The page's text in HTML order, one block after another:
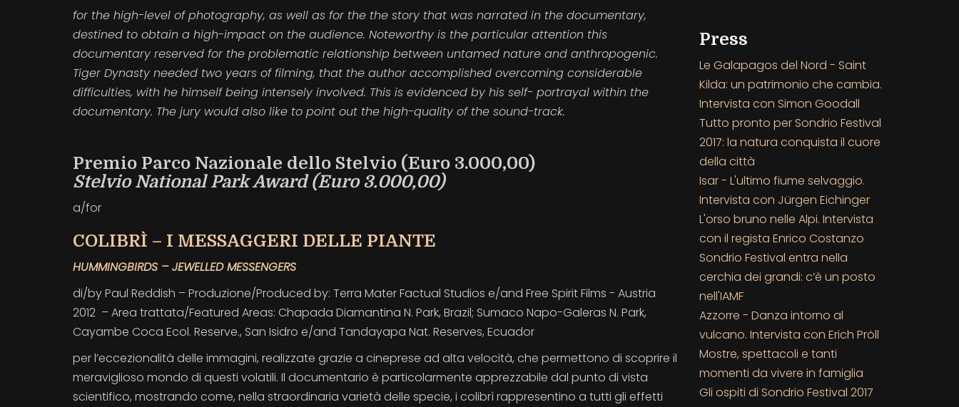
for the high-level of photography, as well as for the the story that was narrated in the documentary,
destined to obtain a high-impact on the audience. Noteworthy is the particular attention this
documentary reserved for the problematic relationship between untamed nature and anthropogenic.
Tiger Dynasty needed two years of filming, that the author accomplished overcoming considerable
difficulties, with he himself being intensely involved. This is evidenced by his self- portrayal within the
documentary. The jury would also like to point out the high-quality of the sound-track.
Premio Parco Nazionale dello Stelvio (Euro 3.000,00)
Stelvio National Park Award (Euro 3.000,00)
a/for
COLIBRÌ – I MESSAGGERI DELLE PIANTE
HUMMINGBIRDS – JEWELLED MESSENGERS
di/by Paul Reddish – Produzione/Produced by: Terra Mater Factual Studios e/and Free Spirit Films - Austria
2012 – Area trattata/Featured Areas: Chapada Diamantina N. Park, Brazil; Sumaco Napo-Galeras N. Park,
Cayambe Coca Ecol. Reserve., San Isidro e/and Tandayapa Nat. Reserves, Ecuador
per l’eccezionalità delle immagini, realizzate grazie a cineprese ad alta velocità, che permettono di scoprire il
meraviglioso mondo di questi volatili. Il documentario è particolarmente apprezzabile dal punto di vista
scientifico, mostrando come, nella straordinaria varietà delle specie, i colibrì rappresentino a tutti gli effetti
Press
Le Galapagos del Nord - Saint
Kilda: un patrimonio che cambia.
Intervista con Simon Goodall
Tutto pronto per Sondrio Festival
2017: la natura conquista il cuore
della città
Isar - L'ultimo fiume selvaggio.
Intervista con Jürgen Eichinger
L'orso bruno nelle Alpi. Intervista
con il regista Enrico Costanzo
Sondrio Festival entra nella
cerchia dei grandi: c’è un posto
nell'IAMF
Azzorre - Danza intorno al
vulcano. Intervista con Erich Pröll
Mostre, spettacoli e tanti
momenti da vivere in famiglia
Gli ospiti di Sondrio Festival 2017